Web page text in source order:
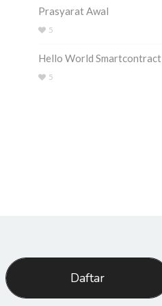
Prasyarat Awal
5
Hello World Smartcontract
5
Daftar